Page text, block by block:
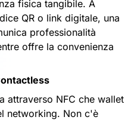
fisica tangibile. A
QR o link digitale, una
professionalità
offre la convenienza
attraverso NFC che wallet
networking. Non c'è